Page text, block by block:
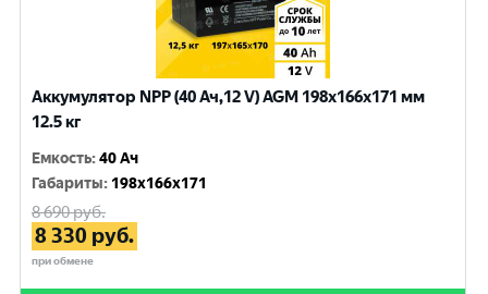
Аккумулятор NPP (40 Ач,12 V) AGM 198x166x171 мм
12.5 кг
Емкость:40 Ач
Габариты: 198x166x171
8 690руб.
8 330 руб.
при обмене